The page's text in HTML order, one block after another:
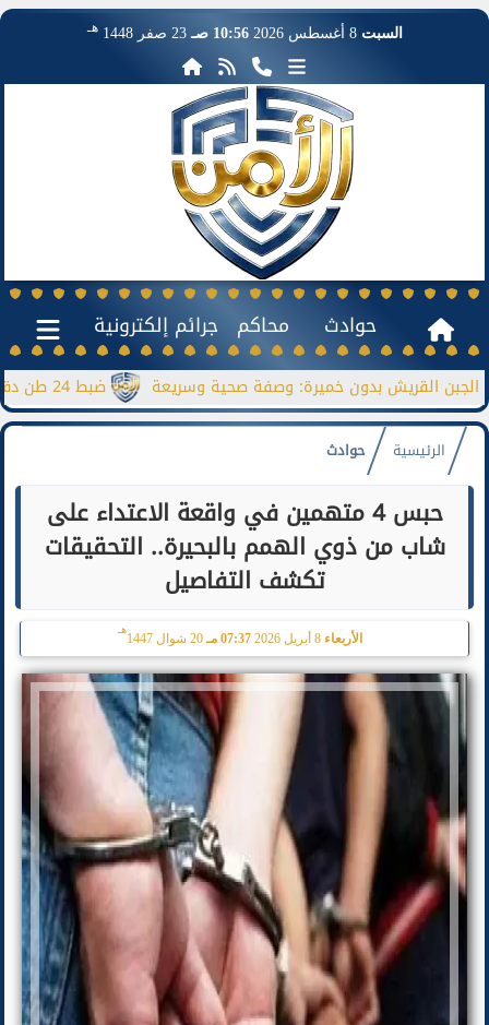
السبت 8 أغسطس 2026 10:56 صـ 23 صفر 1448 هـ
حوادث محاكم جرائم إلكترونية
ضبط 24 طن دقيق مدعم قبل بيعها بالسوق السوداء القريش بدون خميرة: وصفة صحية وسريعة
الرئيسية حوادث
حبس 4 متهمين في واقعة الاعتداء على
شاب من ذوي الهمم بالبحيرة.. التحقيقات
تكشف التفاصيل
الأربعاء 07:37 مـ 20 شوال 1447
هـ